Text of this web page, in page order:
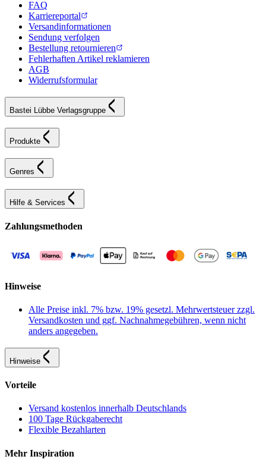
FAQ
Karriereportal
Versandinformationen
Sendung verfolgen
Bestellung retournieren
Fehlerhaften Artikel reklamieren
AGB
Widerrufsformular
Bastei Lübbe Verlagsgruppe
Produkte
Genres
Hilfe & Services
Zahlungsmethoden
Hinweise
Alle Preise inkl. 7% bzw. 19% gesetzl. Mehrwertsteuer zzgl.
Versandkosten und ggf. Nachnahmegebühren, wenn nicht
anders angegeben.
Hinweise
Vorteile
Versand kostenlos innerhalb Deutschlands
100 Tage Rückgaberecht
Flexible Bezahlarten
Mehr Inspiration